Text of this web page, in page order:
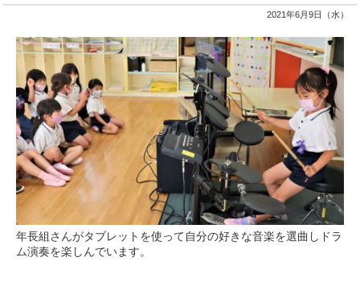
2021年6月9日（水）
年長組さんがタブレットを使って自分の好きな音楽を選曲しドラ
ム演奏を楽しんでいます。